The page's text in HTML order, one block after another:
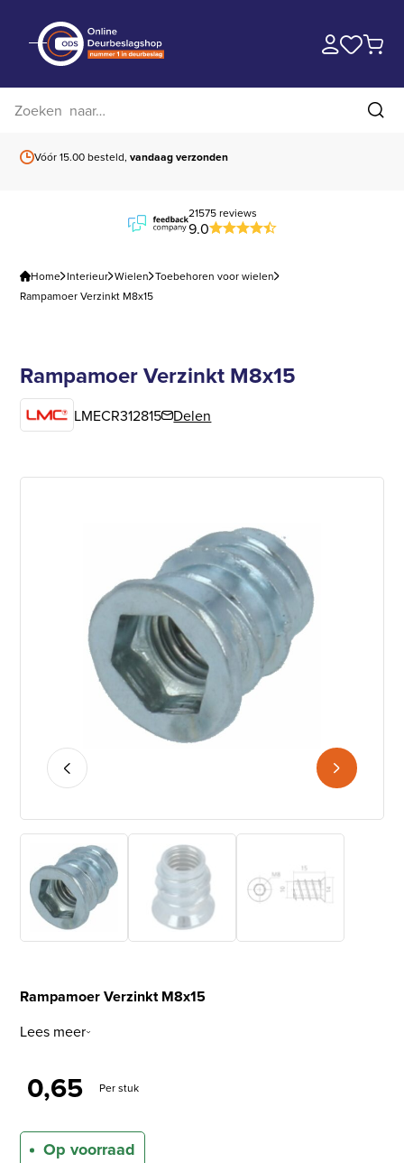
Vóór 15.00 besteld,vandaag verzonden
21575 reviews
9.0
Home Interieur Wielen Toebehoren voor wielen
Rampamoer Verzinkt M8x15
Rampamoer Verzinkt M8x15
LMECR312815 Delen
Rampamoer Verzinkt M8x15
Lees meer
0,65 Per stuk
Op voorraad